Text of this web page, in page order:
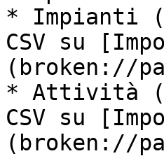
* Impianti
CSV su
(broken://
* Attività
CSV su
(broken://